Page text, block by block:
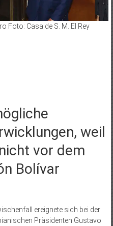
Foto: Casa de S. M. El Rey
weil
vor dem
Bolívar
ereignete sich bei der
Präsidenten Gustavo